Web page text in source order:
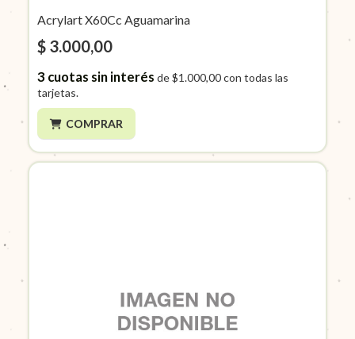
Acrylart X60Cc Aguamarina
$ 3.000,00
3cuotas sin interés de$1.000,00con todas las
tarjetas.
COMPRAR